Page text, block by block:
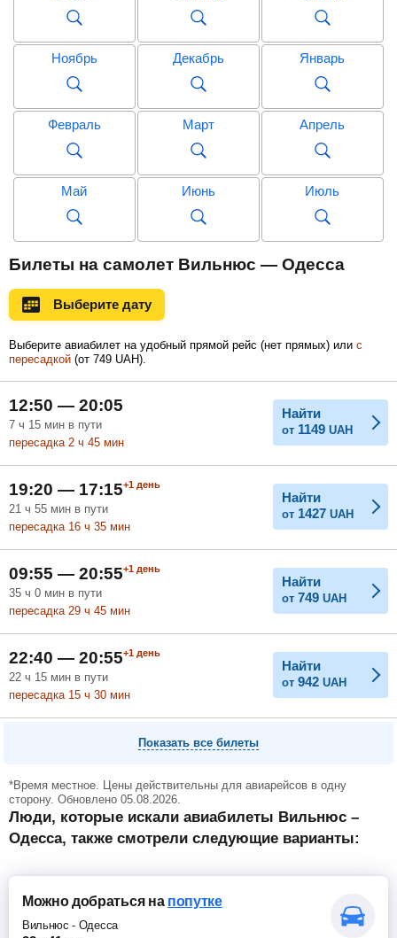
Ноябрь Декабрь Январь
Февраль Март Апрель
Май Июнь Июль
Сентябрь
Ноябрь
Билеты на самолет Вильнюс — Одесса
Выберите дату
Выберите авиабилет на удобный прямой рейс (нет прямых) или с
пересадкой (от 749 UAH).
12:50 — 20:05
7 ч 15 мин в пути
пересадка 2 ч 45 мин
Найти
от 1149 UAH
19:20 — 17:15+1 день
21 ч 55 мин в пути
пересадка 16 ч 35 мин
Найти
от 1427 UAH
09:55 — 20:55+1 день
35 ч 0 мин в пути
пересадка 29 ч 45 мин
Найти
от 749 UAH
22:40 — 20:55+1 день
22 ч 15 мин в пути
пересадка 15 ч 30 мин
Найти
от 942 UAH
Показать все билеты
*Время местное. Цены действительны для авиарейсов в одну
сторону. Обновлено 05.08.2026.
Люди, которые искали авиабилеты Вильнюс –
Одесса, также смотрели следующие варианты:
Можно добратьсяна попутке
Вильнюс - Одесса